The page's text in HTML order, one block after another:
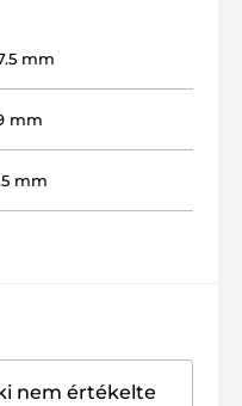
mm
mm
mm
nem értékelte